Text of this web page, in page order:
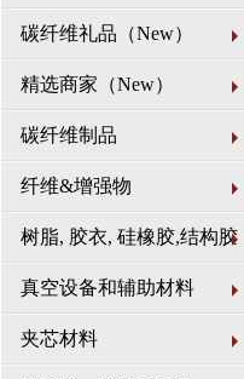
碳纤维礼品（New）
精选商家（New）
碳纤维制品
纤维&增强物
树脂, 胶衣, 硅橡胶,结构胶
真空设备和辅助材料
夹芯材料